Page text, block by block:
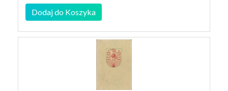
Dodaj do Koszyka